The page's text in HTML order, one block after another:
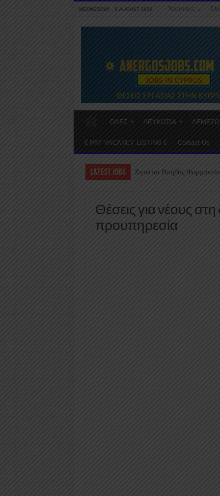
WEDNESDAY , 5 AUGUST 2026 Τελευταίες
ΟΛΕΣ ΛΕΥΚΩΣΙΑ
€ PAY VACANCY LISTING € Contact Us
LATEST JOBS Ζητείται Βοηθός
Θέσεις για νέους
προυπηρεσία